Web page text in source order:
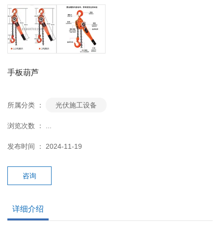
手板葫芦
所属分类 ： 光伏施工设备
浏览次数 ： ...
发布时间 ： 2024-11-19
咨询
详细介绍